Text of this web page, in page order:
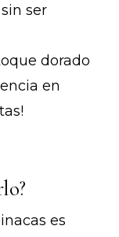
ser
dorado
en
es